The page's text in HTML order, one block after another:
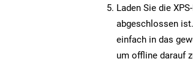
Laden Sie die
abgeschlossen
einfach in das
um offline darauf